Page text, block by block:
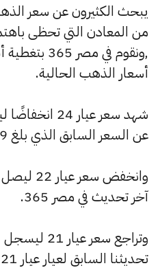
من المعادن التي تحظى
,ونقوم
أسعار الذهب الحالية.
عن السعر السابق الذي بلغ 5229 جنيهًا للبيع و5200 جنيهًا للشراء.
آخر تحديث في مصر 365.
تحديثنا السابق لعيار عيار 21.